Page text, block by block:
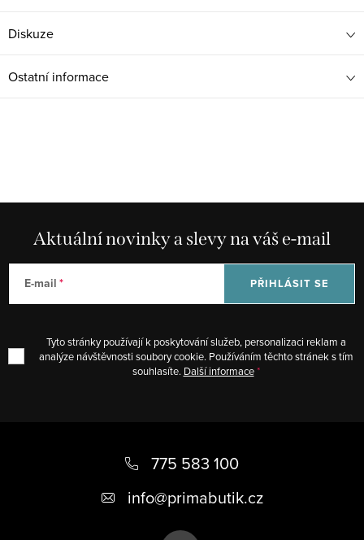
Diskuze
Ostatní informace
Aktuální novinky a slevy na váš e-mail
E-mail
Tyto stránky používají k poskytování služeb, personalizaci reklam a
analýze návštěvnosti soubory cookie. Používáním těchto stránek s tím
souhlasíte. Další informace
PŘIHLÁSIT SE
775 583 100
info@primabutik.cz